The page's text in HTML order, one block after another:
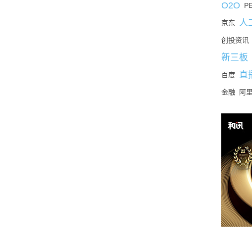
O2O
京东 人
创投资讯
新三板
百度 直
金融 阿里